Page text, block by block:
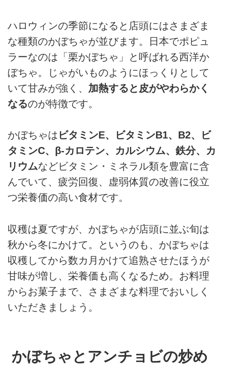
ハロウィンの季節になると店頭にはさまざま
な種類のかぼちゃが並びます。日本でポピュ
ラーなのは「栗かぼちゃ」と呼ばれる西洋か
ぼちゃ。じゃがいものようにほっくりとして
いて甘みが強く、 加熱すると皮がやわらかく
なるのが特徴です。
かぼちゃはビタミンE、ビタミンB1、B2、ビ
タミンC、β‐カロテン、カルシウム、鉄分、カ
リウムなどビタミン・ミネラル類を豊富に含
んでいて、疲労回復、虚弱体質の改善に役立
つ栄養価の高い食材です。
収穫は夏ですが、かぼちゃが店頭に並ぶ旬は
秋から冬にかけて。というのも、かぼちゃは
収穫してから数カ月かけて追熟させたほうが
甘味が増し、栄養価も高くなるため。お料理
からお菓子まで、さまざまな料理でおいしく
いただきましょう。
かぼちゃとアンチョビの炒め